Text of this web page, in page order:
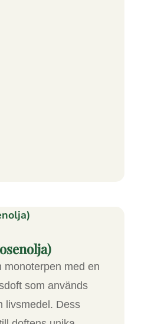
monoterpen med en
som används
livsmedel. Dess